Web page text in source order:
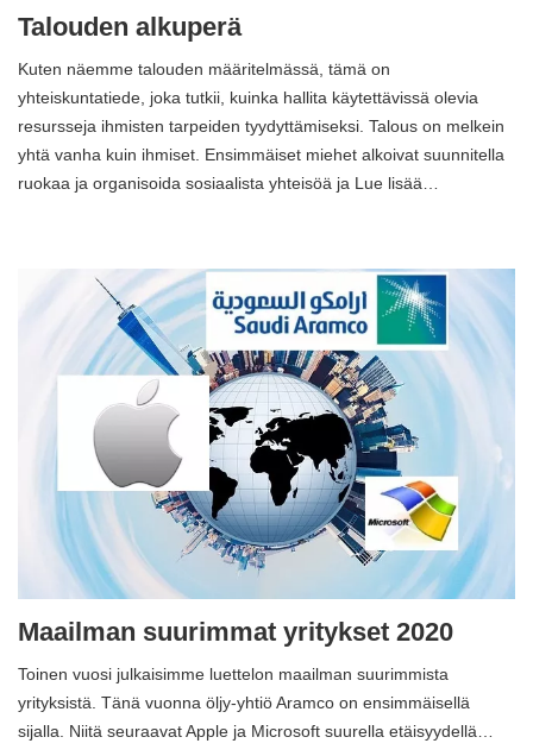
Talouden alkuperä
Kuten näemme talouden määritelmässä, tämä on
yhteiskuntatiede, joka tutkii, kuinka hallita käytettävissä olevia
resursseja ihmisten tarpeiden tyydyttämiseksi. Talous on melkein
yhtä vanha kuin ihmiset. Ensimmäiset miehet alkoivat suunnitella
ruokaa ja organisoida sosiaalista yhteisöä ja Lue lisää…
Maailman suurimmat yritykset 2020
Toinen vuosi julkaisimme luettelon maailman suurimmista
yrityksistä. Tänä vuonna öljy-yhtiö Aramco on ensimmäisellä
sijalla. Niitä seuraavat Apple ja Microsoft suurella etäisyydellä…